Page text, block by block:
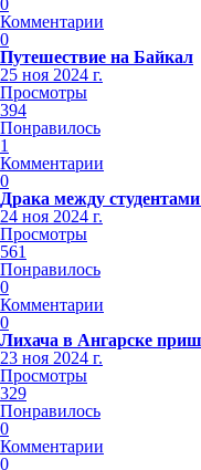
0
Комментарии
0
Путешествие на Байкал
25 ноя 2024 г.
Просмотры
394
Понравилось
1
Комментарии
0
Драка между
24 ноя 2024 г.
Просмотры
561
Понравилось
0
Комментарии
0
Лихача в Ангарске
23 ноя 2024 г.
Просмотры
329
Понравилось
0
Комментарии
0